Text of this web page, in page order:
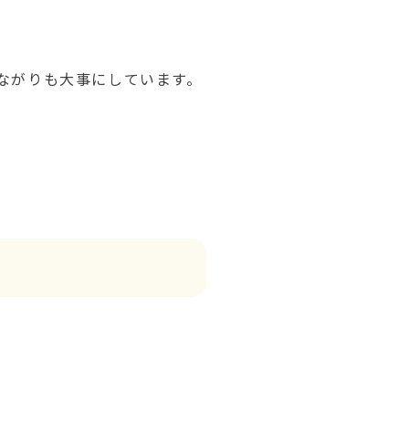
りも大事にしています。